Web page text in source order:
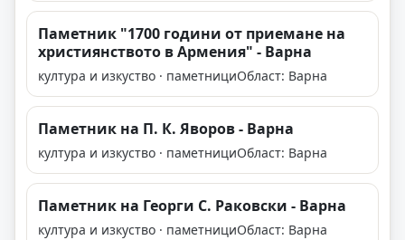
Паметник "1700 години от приемане на
християнството в Армения" - Варна
култура и изкуство · паметнициОбласт: Варна
Паметник на П. К. Яворов - Варна
култура и изкуство · паметнициОбласт: Варна
Паметник на Георги С. Раковски - Варна
култура и изкуство · паметнициОбласт: Варна